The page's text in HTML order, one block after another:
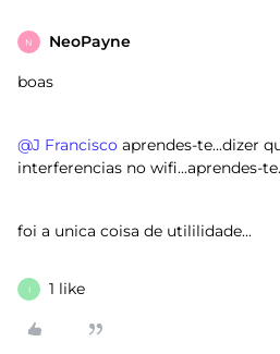
N NeoPayne
boas
@J Francisco aprendes-te...dizer
interferencias no wifi...aprendes-
foi a unica coisa de utililidade...
I 1 like